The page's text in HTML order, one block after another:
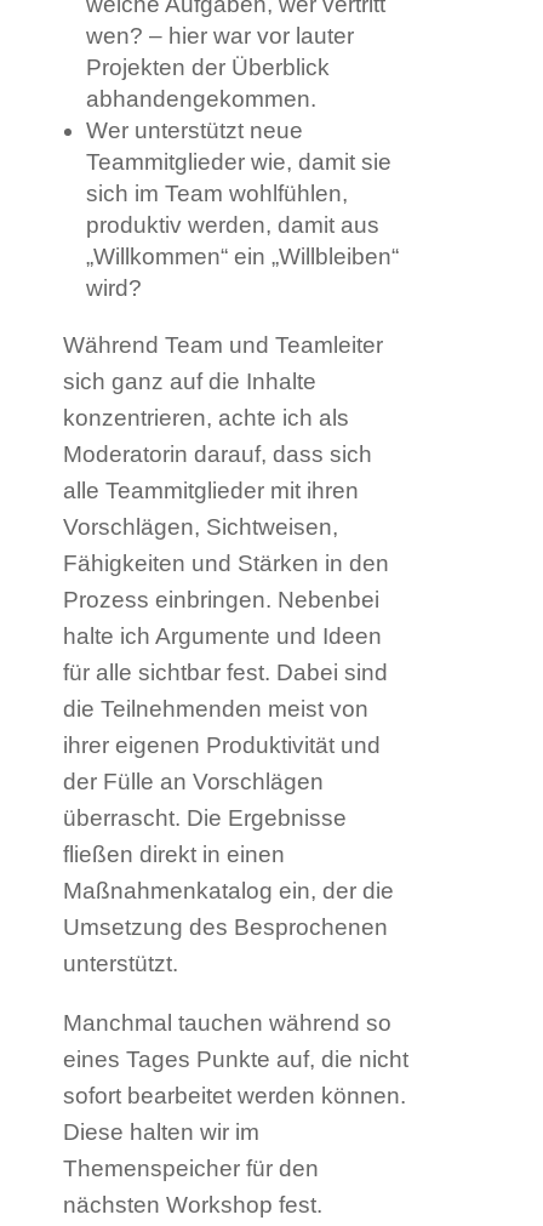
wen? – hier war vor lauter
Projekten der Überblick
abhandengekommen.
Wer unterstützt neue
Teammitglieder wie, damit sie
sich im Team wohlfühlen,
produktiv werden, damit aus
„Willkommen“ ein „Willbleiben“
wird?
Während Team und Teamleiter
sich ganz auf die Inhalte
konzentrieren, achte ich als
Moderatorin darauf, dass sich
alle Teammitglieder mit ihren
Vorschlägen, Sichtweisen,
Fähigkeiten und Stärken in den
Prozess einbringen. Nebenbei
halte ich Argumente und Ideen
für alle sichtbar fest. Dabei sind
die Teilnehmenden meist von
ihrer eigenen Produktivität und
der Fülle an Vorschlägen
überrascht. Die Ergebnisse
fließen direkt in einen
Maßnahmenkatalog ein, der die
Umsetzung des Besprochenen
unterstützt.
Manchmal tauchen während so
eines Tages Punkte auf, die nicht
sofort bearbeitet werden können.
Diese halten wir im
Themenspeicher für den
nächsten Workshop fest.